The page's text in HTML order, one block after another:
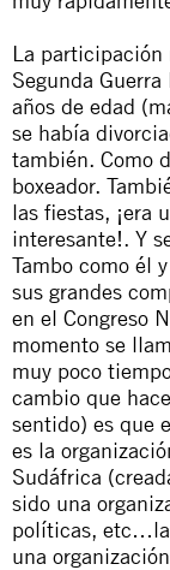
La participación
Segunda
años de edad
se había
también. Como
boxeador.
las fiestas, ¡era
interesante!. Y
Tambo como él
sus grandes
en el Congreso
momento se
muy poco
cambio que
sentido) es que
es la
Sudáfrica
sido una
políticas, etc…la
una